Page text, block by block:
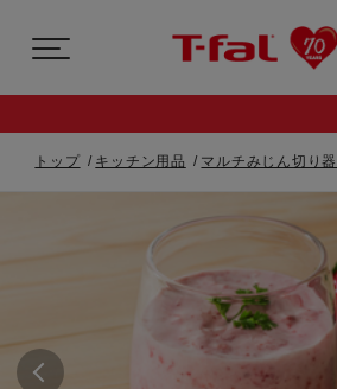
トップ キッチン用品 マルチみじん切り器